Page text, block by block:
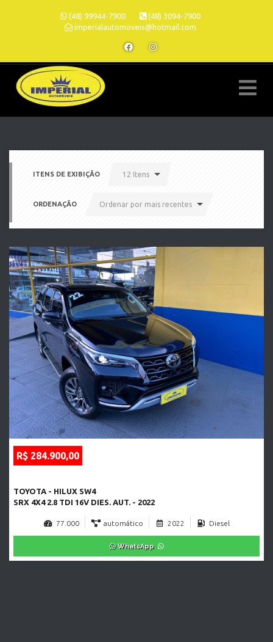
(48) 99944-7900
(48) 3094-7900
imperialautomoveis@hotmail.com
ITENS DE EXIBIÇÃO 12 Itens
ORDENAÇÃO Ordenar por mais recentes
R$ 284.900,00
TOYOTA - HILUX SW4
SRX 4X4 2.8 TDI 16V DIES. AUT. - 2022
77.000 automático 2022 Diesel
WhatsApp